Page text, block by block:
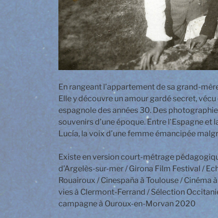
En rangeant l’appartement de sa grand-
Elle y découvre un amour gardé secret,
espagnole des années 30. Des
souvenirs d’une époque. Entre l’Espagne
Lucía, la voix d’une femme émancipée
Existe en version court-métrage
d’Argelès-sur-mer / Girona Film Festival /
Rouairoux / Cinespaña à Toulouse /
vies à Clermont-Ferrand / Sélection
campagne à Ouroux-en-Morvan 2020